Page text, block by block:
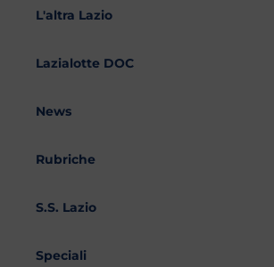
L'altra Lazio
Lazialotte DOC
News
Rubriche
S.S. Lazio
Speciali